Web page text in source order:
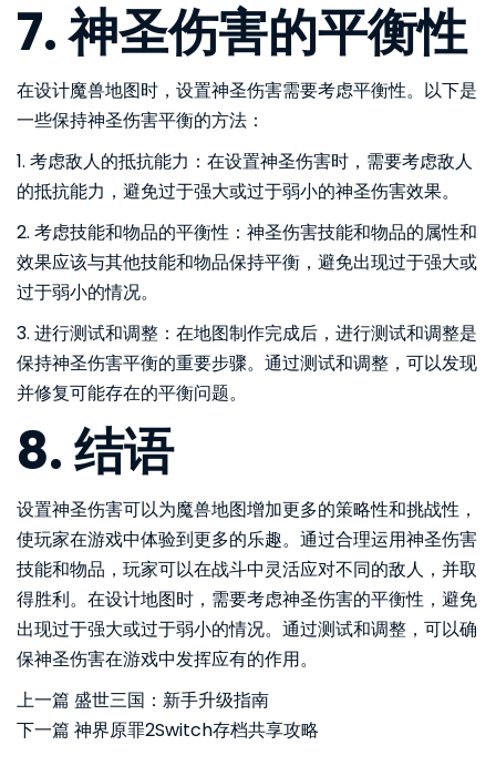
7. 神圣伤害的平衡性
在设计魔兽地图时，设置神圣伤害需要考虑平衡性。以下是
一些保持神圣伤害平衡的方法：
1. 考虑敌人的抵抗能力：在设置神圣伤害时，需要考虑敌人
的抵抗能力，避免过于强大或过于弱小的神圣伤害效果。
2. 考虑技能和物品的平衡性：神圣伤害技能和物品的属性和
效果应该与其他技能和物品保持平衡，避免出现过于强大或
过于弱小的情况。
3. 进行测试和调整：在地图制作完成后，进行测试和调整是
保持神圣伤害平衡的重要步骤。通过测试和调整，可以发现
并修复可能存在的平衡问题。
8. 结语
设置神圣伤害可以为魔兽地图增加更多的策略性和挑战性，
使玩家在游戏中体验到更多的乐趣。通过合理运用神圣伤害
技能和物品，玩家可以在战斗中灵活应对不同的敌人，并取
得胜利。在设计地图时，需要考虑神圣伤害的平衡性，避免
出现过于强大或过于弱小的情况。通过测试和调整，可以确
保神圣伤害在游戏中发挥应有的作用。
上一篇 盛世三国：新手升级指南
下一篇 神界原罪2Switch存档共享攻略